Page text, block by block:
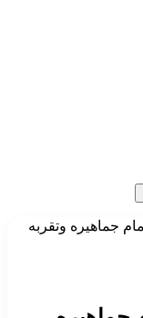
جماهيره وتقربه